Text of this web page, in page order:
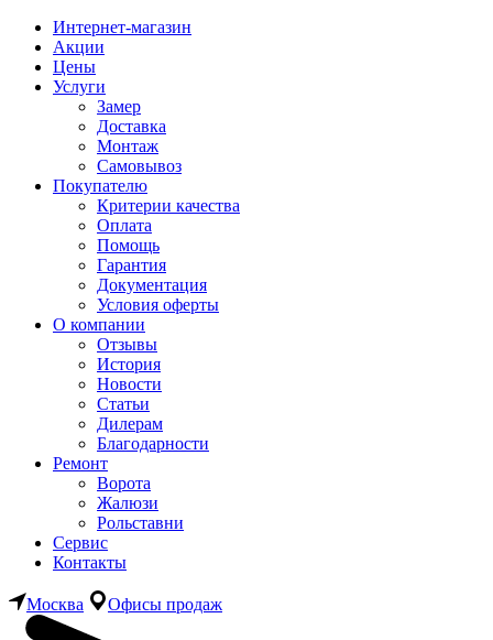
Интернет-магазин
Акции
Цены
Услуги
Замер
Доставка
Монтаж
Самовывоз
Покупателю
Критерии качества
Оплата
Помощь
Гарантия
Документация
Условия оферты
О компании
Отзывы
История
Новости
Статьи
Дилерам
Благодарности
Ремонт
Ворота
Жалюзи
Рольставни
Сервис
Контакты
Москва Офисы продаж